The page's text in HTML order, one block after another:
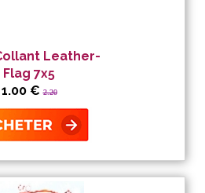
Leather-
Flag 7x5
1.00 € 2.20